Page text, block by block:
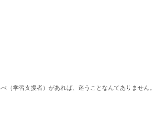
（学習支援者）があれば、迷うことなんてありません。